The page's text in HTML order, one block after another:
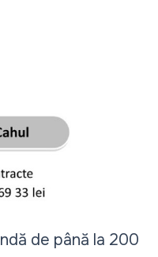
de până la 200